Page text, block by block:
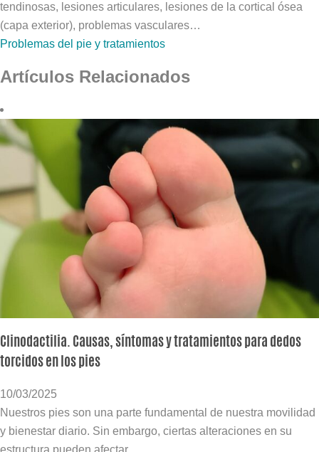
tendinosas, lesiones articulares, lesiones de la cortical ósea
(capa exterior), problemas vasculares…
Problemas del pie y tratamientos
Artículos Relacionados
Clinodactilia. Causas, síntomas y tratamientos para dedos
torcidos en los pies
10/03/2025
Nuestros pies son una parte fundamental de nuestra movilidad
y bienestar diario. Sin embargo, ciertas alteraciones en su
estructura pueden afectar...